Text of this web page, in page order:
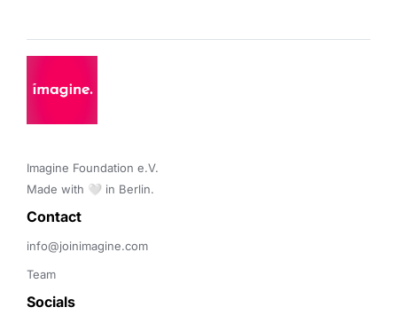
Imagine Foundation e.V.
Made with 🤍 in Berlin.
Contact
info@joinimagine.com
Team
Socials